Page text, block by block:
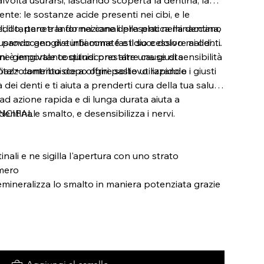
le sostanze acide presenti nei cibi, e le
penetrando nei canali presenti nella dentina,
disturbi come fastidio e dolore ai denti.
gengivale costituiscono altre cause di sensibilità
il tartaro e la formazione della placca minacciano
gengive infiammate e il successivo mal di
è importante quindi prestare una giusta
dopo ogni pasto utilizzando i giusti
contribuisce a offrire sollievo rapido e
denti e ti aiuta a prenderti cura della tua salute
azione rapida e di lunga durata aiuta a
e smalto, e desensibilizza i nervi.
e ne sigilla l'apertura con uno strato
lo smalto in maniera potenziata grazie
nervose grazie al Nitrato di Potassio
a preservare una flora orale equilibrata